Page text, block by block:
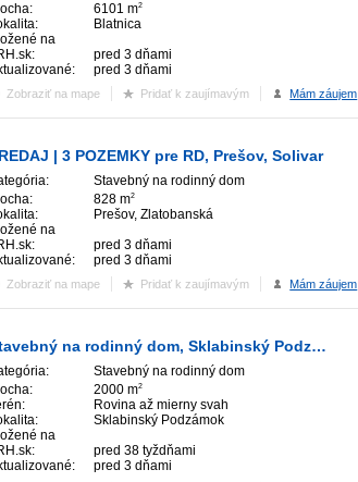
6101 m2
Blatnica
na
pred 3 dňami
pred 3 dňami
Zobraziť na mape Pridať k zaujímavým Mám záujem
| 3 POZEMKY pre RD, Prešov, Solivar
Stavebný na rodinný dom
828 m2
Prešov, Zlatobanská
na
pred 3 dňami
pred 3 dňami
Zobraziť na mape Pridať k zaujímavým Mám záujem
Stavebný na rodinný dom, Sklabinský Podzámok
Stavebný na rodinný dom
2000 m2
Rovina až mierny svah
Sklabinský Podzámok
na
pred 38 tyždňami
pred 3 dňami